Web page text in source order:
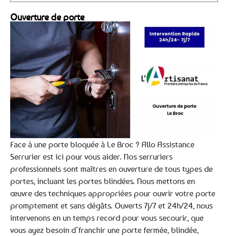
Ouverture de porte
Face à une porte bloquée à Le Broc ? Allo Assistance
Serrurier est ici pour vous aider. Nos serruriers
professionnels sont maîtres en ouverture de tous types de
portes, incluant les portes blindées. Nous mettons en
œuvre des techniques appropriées pour ouvrir votre porte
promptement et sans dégâts. Ouverts 7j/7 et 24h/24, nous
intervenons en un temps record pour vous secourir, que
vous ayez besoin d’franchir une porte fermée, blindée,